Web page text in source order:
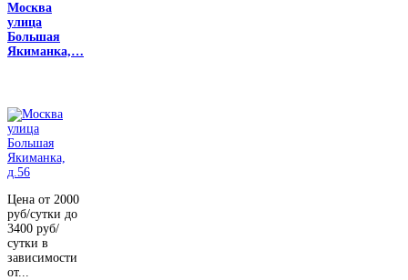
Москва
улица
Большая
Якиманка,…
Цена от 2000
руб/сутки до
3400 руб/
сутки в
зависимости
от...